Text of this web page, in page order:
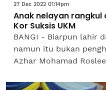
27 Dec 2022 01:14pm
Anak nelayan
Kor Suksis UKM
BANGI - Biarpun lahir
namun itu bukan
Azhar Mohamad
Keseluruhan, Kor...